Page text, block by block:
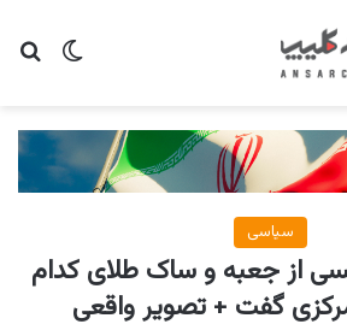
تغییر
سیاسی
از جعبه و ساک طلای کدام
گفت + تصویر واقعی